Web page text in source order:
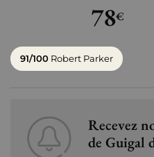
78€
91/100 Robert Parker
Recevez
de Guigal